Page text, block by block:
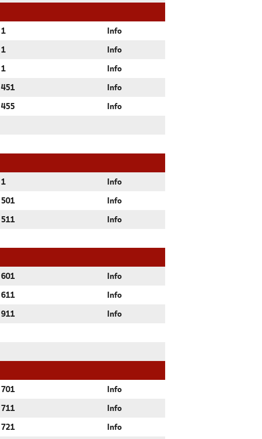
1 Info
1 Info
1 Info
451 Info
455 Info
1 Info
501 Info
511 Info
601 Info
611 Info
911 Info
701 Info
711 Info
721 Info